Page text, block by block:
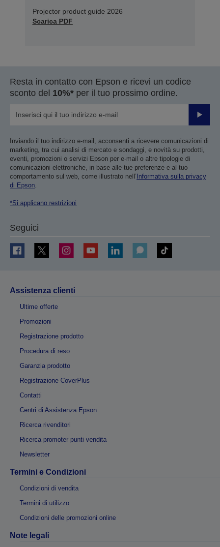
Projector product guide 2026
Scarica PDF
Resta in contatto con Epson e ricevi un codice
sconto del 10%* per il tuo prossimo ordine.
Invia
Inviando il tuo indirizzo e-mail, acconsenti a ricevere comunicazioni di
marketing, tra cui analisi di mercato e sondaggi, e novità su prodotti,
eventi, promozioni o servizi Epson per e-mail o altre tipologie di
comunicazioni elettroniche, in base alle tue preferenze e al tuo
comportamento sul web, come illustrato nell’ Informativa sulla privacy
di Epson
*Si applicano restrizioni
Seguici
Assistenza clienti
Ultime offerte
Promozioni
Registrazione prodotto
Procedura di reso
Garanzia prodotto
Registrazione CoverPlus
Contatti
Centri di Assistenza Epson
Ricerca rivenditori
Ricerca promoter punti vendita
Newsletter
Termini e Condizioni
Condizioni di vendita
Termini di utilizzo
Condizioni delle promozioni online
Note legali